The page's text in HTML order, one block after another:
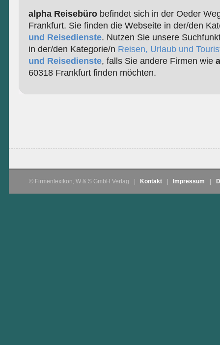
alpha Reisebürobefindet sich in der Oeder
Frankfurt. Sie finden die Webseite in der/den
und Reisedienste. Nutzen Sie unsere
in der/den Kategorie/n Reisen, Urlaub und
und Reisedienste, falls Sie andere Firmen wie
60318 Frankfurt finden möchten.
© Firmenlexikon, W & S GmbH Verlag Kontakt Impressum